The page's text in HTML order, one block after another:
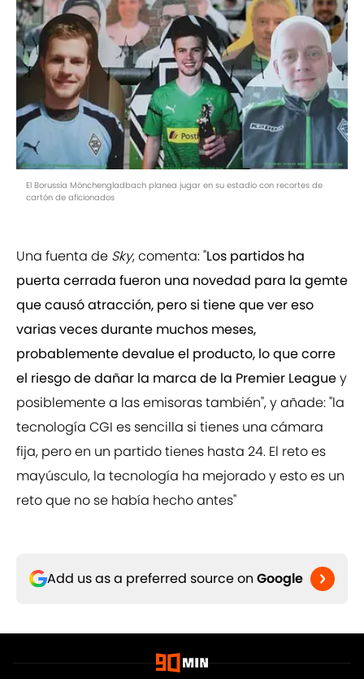
El Borussia Mönchengladbach planea jugar en su estadio con recortes de
cartón de aficionados
Una fuenta de Sky, comenta: "Los partidos ha
puerta cerrada fueron una novedad para la gemte
que causó atracción, pero si tiene que ver eso
varias veces durante muchos meses,
probablemente devalue el producto, lo que corre
el riesgo de dañar la marca de la Premier Leaguey
posiblemente a las emisoras también", y añade: "la
tecnología CGI es sencilla si tienes una cámara
fija, pero en un partido tienes hasta 24. El reto es
mayúsculo, la tecnología ha mejorado y esto es un
reto que no se había hecho antes"
Add us as a preferred source on Google